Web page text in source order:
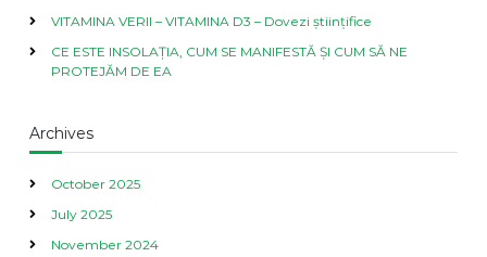
VITAMINA VERII – VITAMINA D3 – Dovezi științifice
CE ESTE INSOLAȚIA, CUM SE MANIFESTĂ ȘI CUM SĂ NE
PROTEJĂM DE EA
Archives
October 2025
July 2025
November 2024